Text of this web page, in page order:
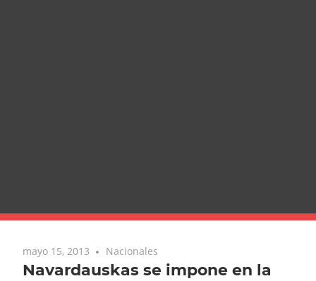
mayo 15, 2013 Nacionales
Navardauskas se impone en la